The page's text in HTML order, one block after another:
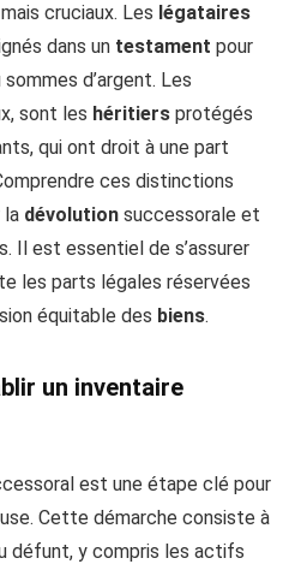
cruciaux. Les légataires
dans un testament pour
sommes d’argent. Les
sont les héritiers protégés
qui ont droit à une part
ces distinctions
la dévolution successorale et
s. Il est essentiel de s’assurer
les parts légales réservées
équitable des biens.
un inventaire
est une étape clé pour
Cette démarche consiste à
défunt, y compris les actifs